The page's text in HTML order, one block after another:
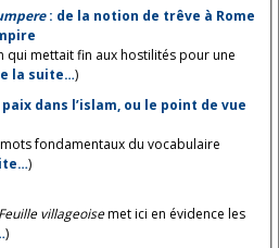
: de la notion de trêve à Rome
qui mettait fin aux hostilités pour une
la suite…)
dans l’islam, ou le point de vue
fondamentaux du vocabulaire
)
villageoisemet ici en évidence les
)